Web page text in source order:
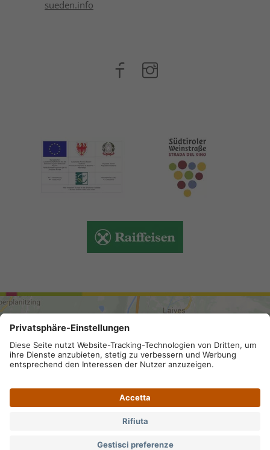
sueden.info
ARRIVO
Partita IVA IT 02296130210; SDI-Kodex: A4RZ960